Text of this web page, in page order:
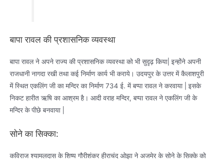
बापा रावल की प्रशासनिक व्यवस्था
बापा रावल ने अपने राज्य की प्रशासनिक व्यवस्था को भी सुदृढ़ किया| इन्होंने अपनी
राजधानी नागदा रखी तथा कई निर्माण कार्य भी कराये। उदयपुर के उत्तर में कैलाशपुरी
में स्थित एकलिंग जी का मन्दिर का निर्माण 734 ई. में बप्पा रावल ने करवाया | इसके
निकट हारीत ऋषि का आश्रम है। आदी वराह मन्दिर, बप्पा रावल ने एकलिंग जी के
मन्दिर के पीछे बनवाया |
सोने का सिक्का:
कविराज श्यामलदास के शिष्य गौरीशंकर हीराचंद ओझा ने अजमेर के सोने के सिक्के को